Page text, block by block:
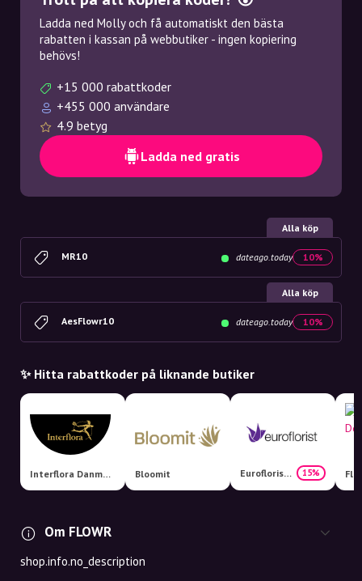
Ladda ned Molly och få automatiskt den bästa
rabatten i kassan på webbutiker - ingen kopiering
behövs!
+15 000 rabattkoder
+455 000 användare
4.9 betyg
Ladda ned gratis
Alla köp
MR10 dateago.today 10%
Alla köp
AesFlowr10 dateago.today 10%
✨ Hitta rabattkoder på liknande butiker
Interflora Danmark Bloomit Euroflorist Danmark 15%
Om FLOWR
shop.info.no_description